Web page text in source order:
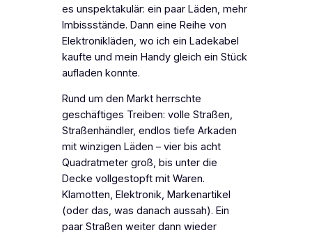
es unspektakulär: ein paar Läden, mehr
Imbissstände. Dann eine Reihe von
Elektronikläden, wo ich ein Ladekabel
kaufte und mein Handy gleich ein Stück
aufladen konnte.
Rund um den Markt herrschte
geschäftiges Treiben: volle Straßen,
Straßenhändler, endlos tiefe Arkaden
mit winzigen Läden – vier bis acht
Quadratmeter groß, bis unter die
Decke vollgestopft mit Waren.
Klamotten, Elektronik, Markenartikel
(oder das, was danach aussah). Ein
paar Straßen weiter dann wieder